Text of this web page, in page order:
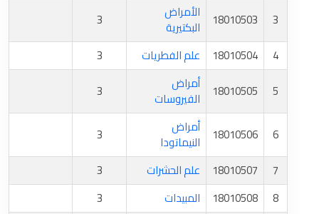
3
18010503 الأمراض
البكتيرية
3
4
18010504 علم الفطريات
3
5
18010505 أمراض
الفيروسات 3
6
18010506 أمراض
النيماتودا
3
7
18010507 علم الحشرات
3
8
18010508 المبيدات
3